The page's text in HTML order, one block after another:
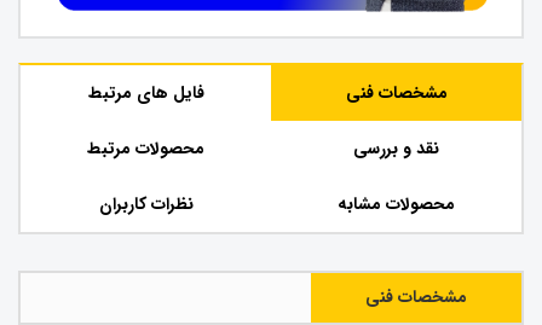
مشخصات فنی فایل های مرتبط
نقد و بررسی محصولات مرتبط
محصولات مشابه نظرات کاربران
مشخصات فنی